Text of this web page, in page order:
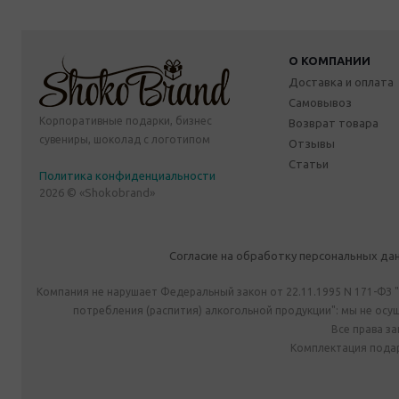
Корпоративные подарки, бизнес
сувениры, шоколад с логотипом
Политика конфиденциальности
2026 © «Shokobrand»
О КОМПАНИИ
Доставка и оплата
Самовывоз
Возврат товара
Отзывы
Статьи
Согласие на обработку персональных
Компания не нарушает Федеральный закон от 22.11.1995 N 171-ФЗ
потребления (распития) алкогольной продукции": мы не
Все права
Комплектация